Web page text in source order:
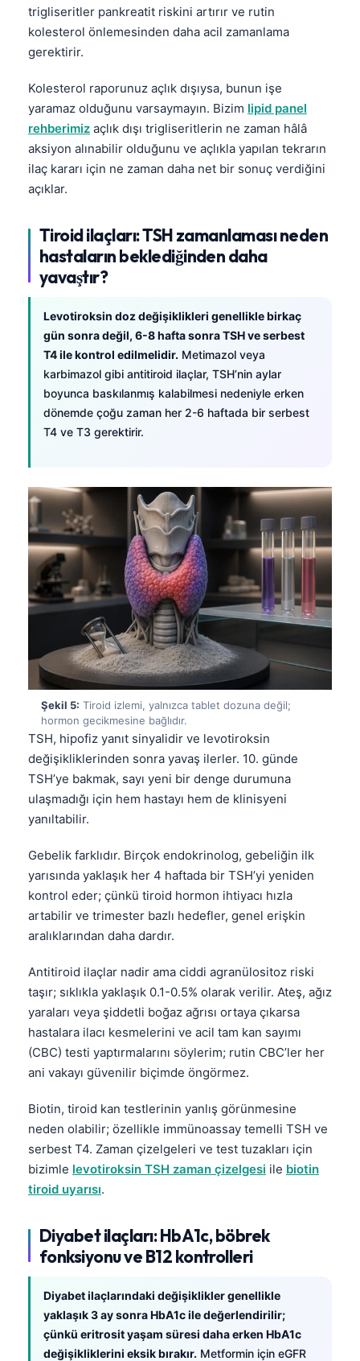
trigliseritler pankreatit riskini artırır ve rutin
kolesterol önlemesinden daha acil zamanlama
gerektirir.
Kolesterol raporunuz açlık dışıysa, bunun işe
yaramaz olduğunu varsaymayın. Bizim lipid panel
rehberimiz açlık dışı trigliseritlerin ne zaman hâlâ
aksiyon alınabilir olduğunu ve açlıkla yapılan tekrarın
ilaç kararı için ne zaman daha net bir sonuç verdiğini
açıklar.
Tiroid ilaçları: TSH zamanlaması neden
hastaların beklediğinden daha
yavaştır?
Levotiroksin doz değişiklikleri genellikle birkaç
gün sonra değil, 6-8 hafta sonra TSH ve serbest
T4 ile kontrol edilmelidir. Metimazol veya
karbimazol gibi antitiroid ilaçlar, TSH’nin aylar
boyunca baskılanmış kalabilmesi nedeniyle erken
dönemde çoğu zaman her 2-6 haftada bir serbest
T4 ve T3 gerektirir.
Şekil 5: Tiroid izlemi, yalnızca tablet dozuna değil;
hormon gecikmesine bağlıdır.
TSH, hipofiz yanıt sinyalidir ve levotiroksin
değişikliklerinden sonra yavaş ilerler. 10. günde
TSH’ye bakmak, sayı yeni bir denge durumuna
ulaşmadığı için hem hastayı hem de klinisyeni
yanıltabilir.
Gebelik farklıdır. Birçok endokrinolog, gebeliğin ilk
yarısında yaklaşık her 4 haftada bir TSH’yi yeniden
kontrol eder; çünkü tiroid hormon ihtiyacı hızla
artabilir ve trimester bazlı hedefler, genel erişkin
aralıklarından daha dardır.
Antitiroid ilaçlar nadir ama ciddi agranülositoz riski
taşır; sıklıkla yaklaşık 0.1-0.5% olarak verilir. Ateş, ağız
yaraları veya şiddetli boğaz ağrısı ortaya çıkarsa
hastalara ilacı kesmelerini ve acil tam kan sayımı
(CBC) testi yaptırmalarını söylerim; rutin CBC’ler her
ani vakayı güvenilir biçimde öngörmez.
Biotin, tiroid kan testlerinin yanlış görünmesine
neden olabilir; özellikle immünoassay temelli TSH ve
serbest T4. Zaman çizelgeleri ve test tuzakları için
bizimle levotiroksin TSH zaman çizelgesi ile biotin
tiroid uyarısı.
Diyabet ilaçları: HbA1c, böbrek
fonksiyonu ve B12 kontrolleri
Diyabet ilaçlarındaki değişiklikler genellikle
yaklaşık 3 ay sonra HbA1c ile değerlendirilir;
çünkü eritrosit yaşam süresi daha erken HbA1c
değişikliklerini eksik bırakır. Metformin için eGFR
Slovenčina
كوردی‎
پښتو
سنڌي
සිංහල
Galego
Latviešu valoda
Македонски јазик
Euskara
Gàidhlig
Occitan
العربية المغربية
Afrikaans
Монгол
Basa Jawa
Cebuano
ئۇيغۇرچە
Татар теле
Беларуская мова
Esperanto
Frysk
Ślōnskŏ gŏdka
Norsk bokmål